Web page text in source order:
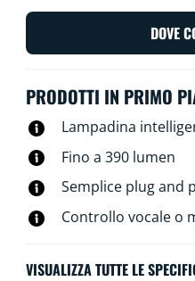
DOVE
PRODOTTI IN PRIMO
Lampadina
Fino a 390 lumen
Semplice plug and
Controllo vocale o
VISUALIZZA TUTTE LE